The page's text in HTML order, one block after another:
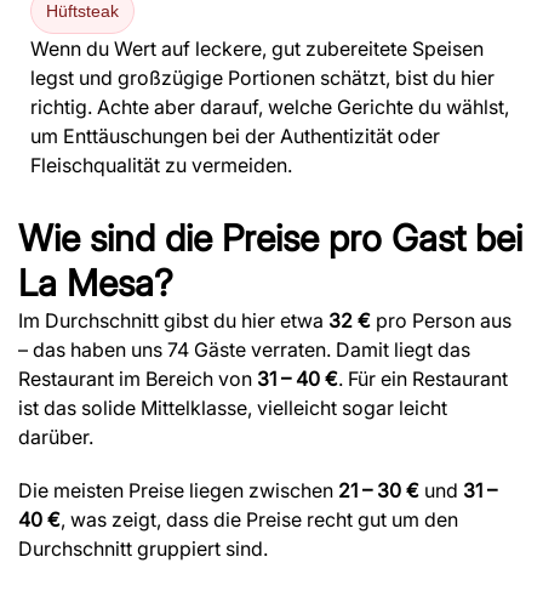
Hüftsteak
Wenn du Wert auf leckere, gut zubereitete Speisen
legst und großzügige Portionen schätzt, bist du hier
richtig. Achte aber darauf, welche Gerichte du wählst,
um Enttäuschungen bei der Authentizität oder
Fleischqualität zu vermeiden.
Wie sind die Preise pro Gast bei
La Mesa?
Im Durchschnitt gibst du hier etwa 32 € pro Person aus
– das haben uns 74 Gäste verraten. Damit liegt das
Restaurant im Bereich von 31 – 40 €. Für ein Restaurant
ist das solide Mittelklasse, vielleicht sogar leicht
darüber.
Die meisten Preise liegen zwischen 21 – 30 € und 31 –
40 €, was zeigt, dass die Preise recht gut um den
Durchschnitt gruppiert sind.